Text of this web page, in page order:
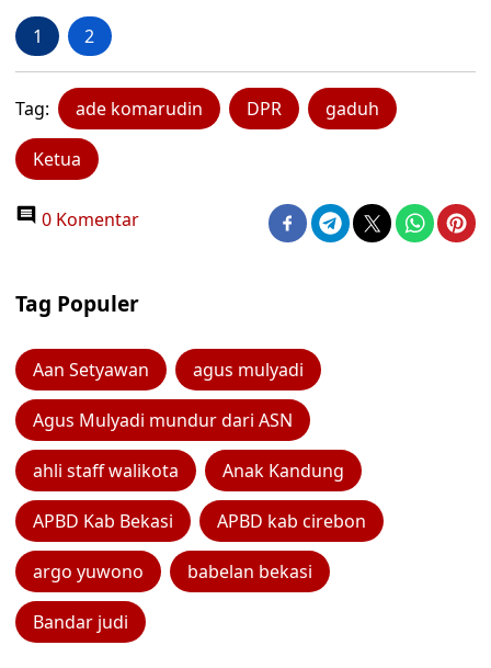
1 2
Tag: ade komarudin DPR gaduh
Ketua
0 Komentar
Tag Populer
Aan Setyawan agus mulyadi
Agus Mulyadi mundur dari ASN
ahli staff walikota Anak Kandung
APBD Kab Bekasi APBD kab cirebon
argo yuwono babelan bekasi
Bandar judi